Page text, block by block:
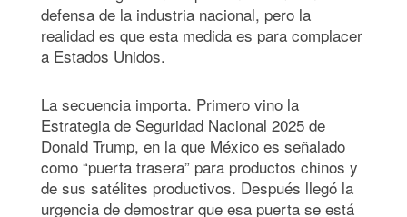
defensa de la industria nacional, pero la
realidad es que esta medida es para complacer
a Estados Unidos.
La secuencia importa. Primero vino la
Estrategia de Seguridad Nacional 2025 de
Donald Trump, en la que México es señalado
como “puerta trasera” para productos chinos y
de sus satélites productivos. Después llegó la
urgencia de demostrar que esa puerta se está